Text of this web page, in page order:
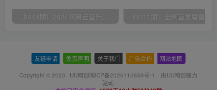
友链申请 免责声明 关于我们 广告合作 网站地图
Copyright © 2023 · UU网创闽ICP备2025115559号-1 · 由UU网创强力
驱动.